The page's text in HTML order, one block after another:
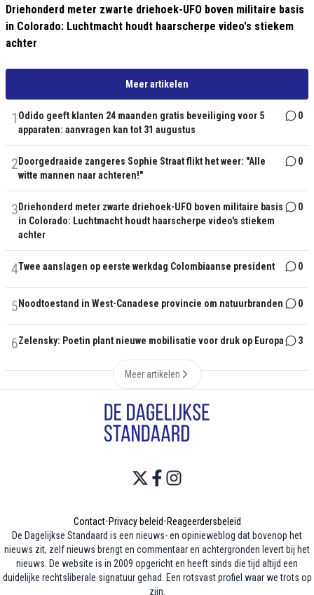
Driehonderd meter zwarte driehoek-UFO boven militaire basis
in Colorado: Luchtmacht houdt haarscherpe video's stiekem
achter
Meer artikelen
1 Odido geeft klanten 24 maanden gratis beveiliging voor 5
apparaten: aanvragen kan tot 31 augustus
0
2 Doorgedraaide zangeres Sophie Straat flikt het weer: "Alle
witte mannen naar achteren!"
0
3 Driehonderd meter zwarte driehoek-UFO boven militaire basis
in Colorado: Luchtmacht houdt haarscherpe video's stiekem
achter
0
4Twee aanslagen op eerste werkdag Colombiaanse president 0
5 Noodtoestand in West-Canadese provincie om natuurbranden 0
6Zelensky: Poetin plant nieuwe mobilisatie voor druk op Europa 3
Meer artikelen
Contact•Privacy beleid•Reageerdersbeleid
De Dagelijkse Standaard is een nieuws- en opinieweblog dat bovenop het
nieuws zit, zelf nieuws brengt en commentaar en achtergronden levert bij het
nieuws. De website is in 2009 opgericht en heeft sinds die tijd altijd een
duidelijke rechtsliberale signatuur gehad. Een rotsvast profiel waar we trots op
zijn.